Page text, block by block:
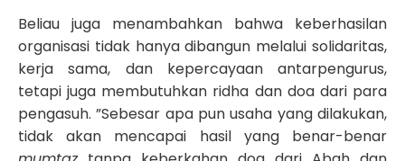
Beliau juga menambahkan bahwa keberhasilan
organisasi tidak hanya dibangun melalui solidaritas,
kerja sama, dan kepercayaan antarpengurus,
tetapi juga membutuhkan ridha dan doa dari para
pengasuh. ”Sebesar apa pun usaha yang dilakukan,
tidak akan mencapai hasil yang benar-benar